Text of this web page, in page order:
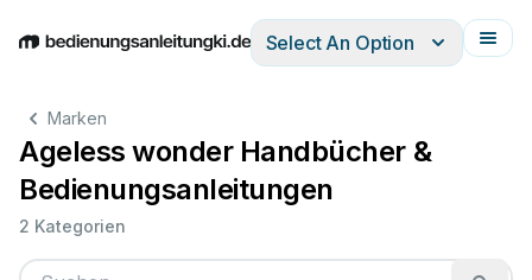
EnglishDeutschEspañolItalianoFrançais
Select An Option
Marken
Ageless wonder Handbücher &
Bedienungsanleitungen
2 Kategorien